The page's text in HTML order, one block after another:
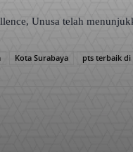
Unusa telah
Kota Surabaya pts terbaik di